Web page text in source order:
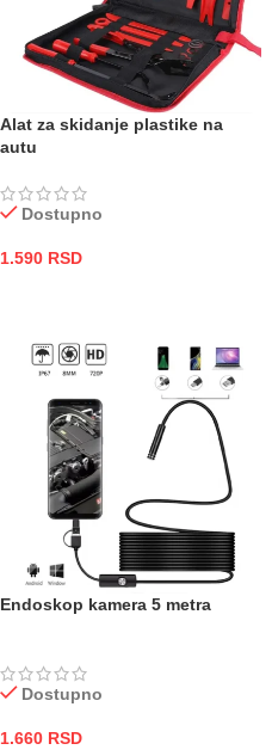
Alat za skidanje plastike na
autu
Dostupno
1.590 RSD
Endoskop kamera 5 metra
Dostupno
1.660 RSD